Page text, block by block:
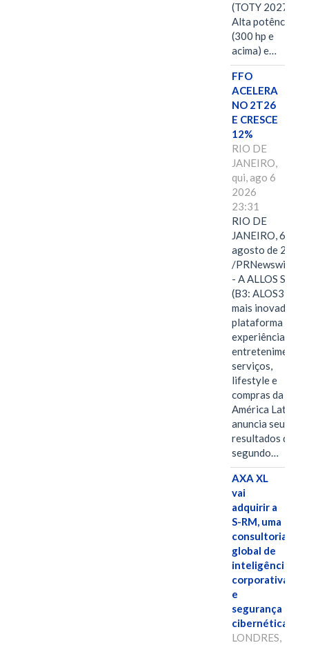
(TOTY 2027:
Alta potência
(300 hp e
acima) e…
FFO
ACELERA
NO 2T26
E CRESCE
12%
RIO DE
JANEIRO,
qui, ago 6
2026
23:31
RIO DE
JANEIRO, 6 de
agosto de 2026
/PRNewswire/ -
- A ALLOS S.A.
(B3: ALOS3), a
mais inovadora
plataforma de
experiências,
entretenimento,
serviços,
lifestyle e
compras da
América Latina
anuncia seus
resultados do
segundo…
AXA XL
vai
adquirir a
S-RM, uma
consultoria
global de
inteligência
corporativa
e
segurança
cibernética
LONDRES,